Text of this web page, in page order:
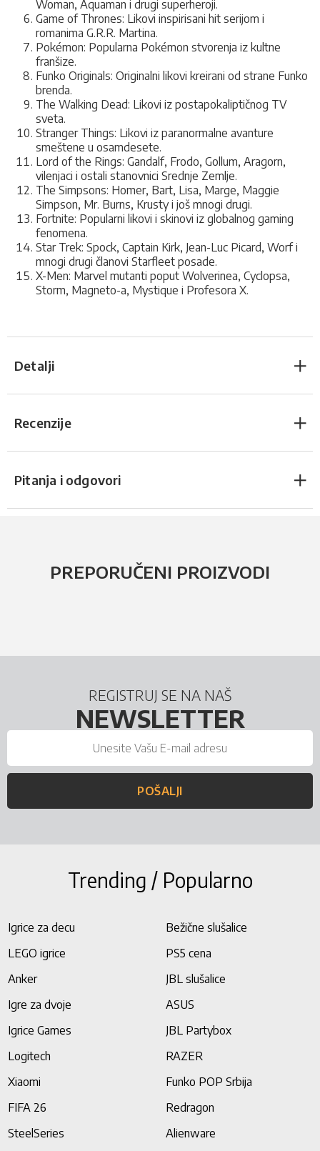
Woman, Aquaman i drugi superheroji.
Game of Thrones: Likovi inspirisani hit serijom i
romanima G.R.R. Martina.
Pokémon: Popularna Pokémon stvorenja iz kultne
franšize.
Funko Originals: Originalni likovi kreirani od strane Funko
brenda.
The Walking Dead: Likovi iz postapokaliptičnog TV
sveta.
Stranger Things: Likovi iz paranormalne avanture
smeštene u osamdesete.
Lord of the Rings: Gandalf, Frodo, Gollum, Aragorn,
vilenjaci i ostali stanovnici Srednje Zemlje.
The Simpsons: Homer, Bart, Lisa, Marge, Maggie
Simpson, Mr. Burns, Krusty i još mnogi drugi.
Fortnite: Popularni likovi i skinovi iz globalnog gaming
fenomena.
Star Trek: Spock, Captain Kirk, Jean-Luc Picard, Worf i
mnogi drugi članovi Starfleet posade.
X-Men: Marvel mutanti poput Wolverinea, Cyclopsa,
Storm, Magneto-a, Mystique i Profesora X.
Detalji
Recenzije
Pitanja i odgovori
PREPORUČENI PROIZVODI
REGISTRUJ SE NA NAŠ
NEWSLETTER
POŠALJI
Trending / Popularno
Igrice za decu
Bežične slušalice
LEGO igrice
PS5 cena
Anker
JBL slušalice
Igre za dvoje
ASUS
Igrice Games
JBL Partybox
Logitech
RAZER
Xiaomi
Funko POP Srbija
FIFA 26
Redragon
SteelSeries
Alienware